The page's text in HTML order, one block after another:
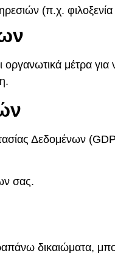
(π.χ.
οργανωτικά μέτρα
Δεδομένων
σας.
δικαιώματα,